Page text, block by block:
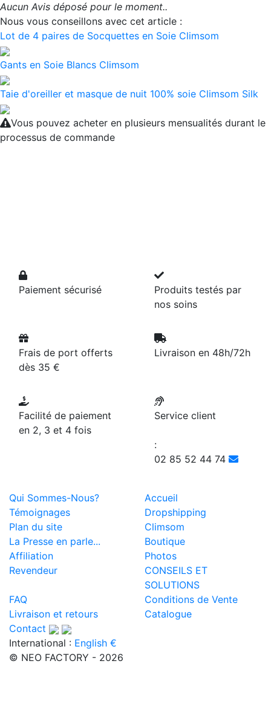
Aucun Avis déposé pour le moment..
Nous vous conseillons avec cet article :
Lot de 4 paires de Socquettes en Soie Climsom
Gants en Soie Blancs Climsom
Taie d'oreiller et masque de nuit 100% soie Climsom Silk
Vous pouvez acheter en plusieurs mensualités durant le
processus de commande
Paiement sécurisé
Produits testés par
nos soins
Frais de port offerts
dès 35 €
Livraison en 48h/72h
Facilité de paiement
en 2, 3 et 4 fois
Service client
:
02 85 52 44 74
Qui Sommes-Nous?
Accueil
Témoignages
Dropshipping
Plan du site
Climsom
La Presse en parle...
Boutique
Affiliation
Photos
Revendeur
CONSEILS ET
SOLUTIONS
FAQ
Conditions de Vente
Livraison et retours
Catalogue
Contact
International : English €
© NEO FACTORY - 2026